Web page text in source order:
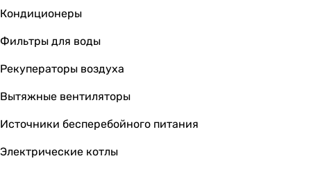
Кондиционеры
Фильтры для воды
Рекуператоры воздуха
Вытяжные вентиляторы
Источники бесперебойного питания
Электрические котлы